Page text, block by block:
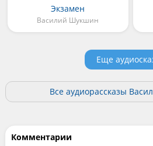
Экзамен
Василий Шукшин
Еще
Все аудиорассказы
Комментарии